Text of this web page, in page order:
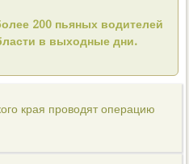
200 пьяных водителей
в выходные дни.
края проводят операцию